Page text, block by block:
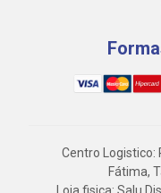
Centro Logistico:
Fátima,